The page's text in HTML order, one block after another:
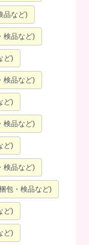
品など)
検品など)
ど)
検品など)
ど)
検品など)
ど)
検品など)
包・検品など)
ど)
ど)